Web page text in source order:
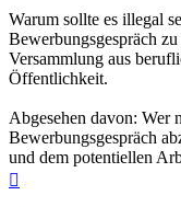
Warum sollte es illegal
Bewerbungsgespräch
Versammlung aus
Öffentlichkeit.
Abgesehen davon: Wer
Bewerbungsgespräch
und dem potentiellen